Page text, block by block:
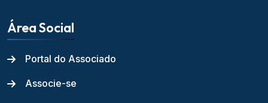
Área Social
Portal do Associado
Associe-se